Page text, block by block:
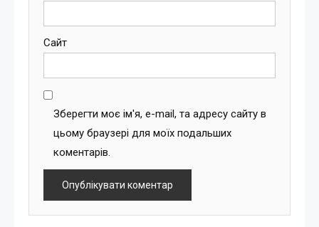
Сайт
Зберегти моє ім'я, e-mail, та адресу сайту в
цьому браузері для моїх подальших
коментарів.